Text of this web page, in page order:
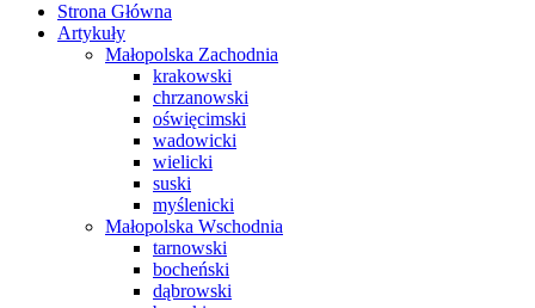
Strona Główna
Artykuły
Małopolska Zachodnia
krakowski
chrzanowski
oświęcimski
wadowicki
wielicki
suski
myślenicki
Małopolska Wschodnia
tarnowski
bocheński
dąbrowski